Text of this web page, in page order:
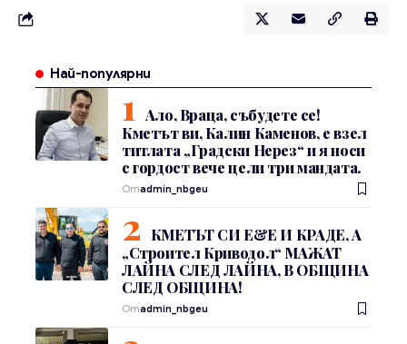
Най-популярни
Ало, Враца, събудете се!
Кметът ви, Калин Каменов, е взел
титлата „Градски Нерез“ и я носи
с гордост вече цели три мандата.
Отadmin_nbgeu
КМЕТЪТ СИ Е&Е И КРАДЕ, А
„Строител Криводол“ МАЖАТ
ЛАЙНА СЛЕД ЛАЙНА, В ОБЩИНА
СЛЕД ОБЩИНА!
Отadmin_nbgeu